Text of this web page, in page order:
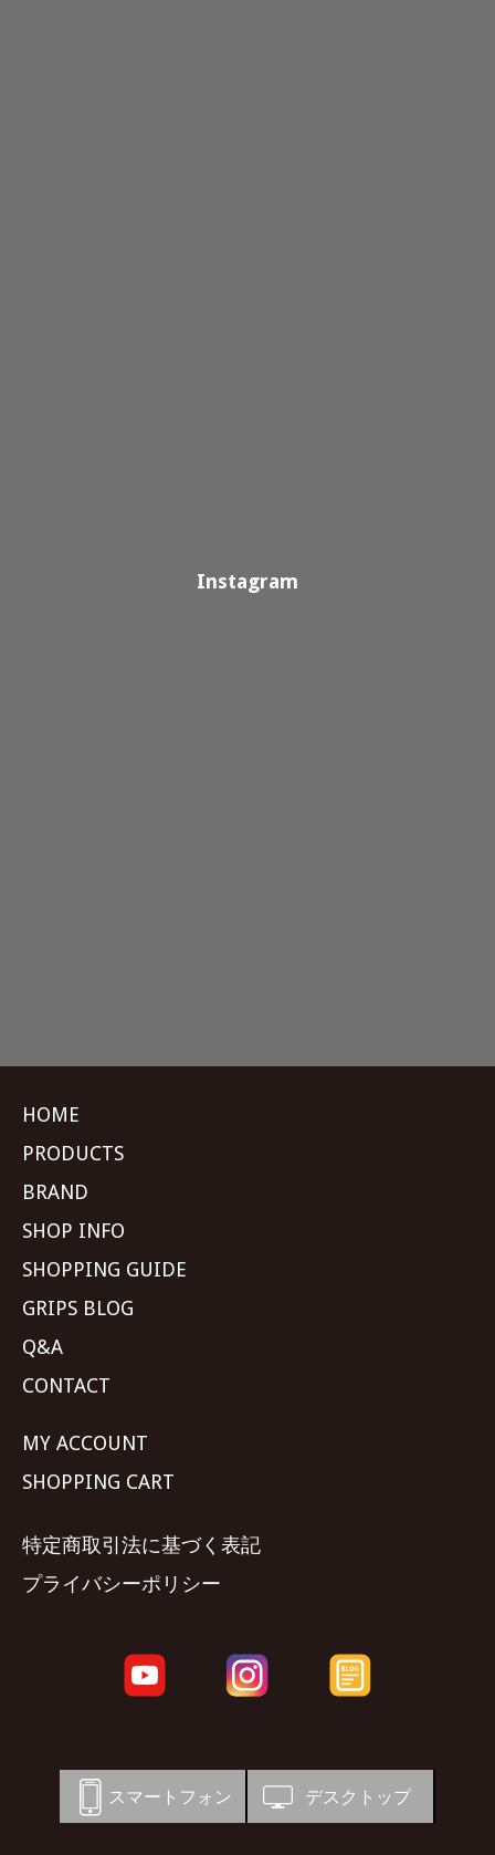
Instagram
HOME
PRODUCTS
BRAND
SHOP INFO
SHOPPING GUIDE
GRIPS BLOG
Q&A
CONTACT
MY ACCOUNT
SHOPPING CART
特定商取引法に基づく表記
プライバシーポリシー
スマートフォン デスクトップ